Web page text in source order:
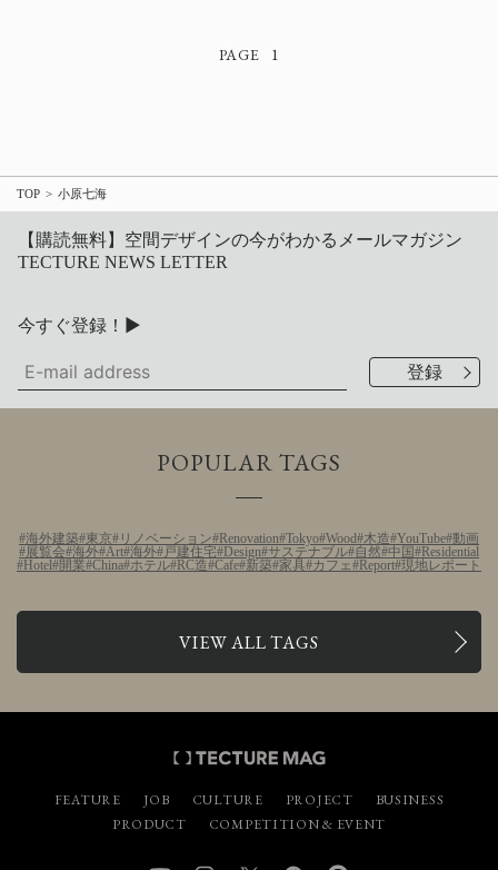
1
TOP 小原七海
【購読無料】空間デザインの今がわかるメールマガジン
TECTURE NEWS LETTER
今すぐ登録！▶
POPULAR TAGS
海外建築 東京 リノベーション Renovation Tokyo Wood 木造 YouTube 動画
展覧会 海外 Art 海外 戸建住宅 Design サステナブル 自然 中国
Residential
Hotel 開業 China ホテル RC造 Cafe 新築 家具 カフェ Report 現地レポート
VIEW ALL TAGS
FEATURE JOB CULTURE PROJECT
BUSINESS
PRODUCT
COMPETITION & EVENT